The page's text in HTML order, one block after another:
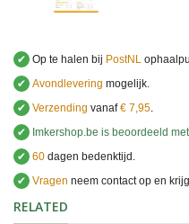
✔ Op te halen bij PostNL
✔ Avondlevering mogelijk.
✔ Verzending vanaf€ 7,95.
✔
Imkershop.be is beoordeeld met
✔ 60 dagen bedenktijd.
✔ Vragen neem contact op en
RELATED